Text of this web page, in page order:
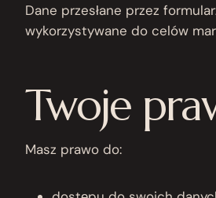
Dane przesłane przez
wykorzystywane do celów
Twoje
Masz prawo do: